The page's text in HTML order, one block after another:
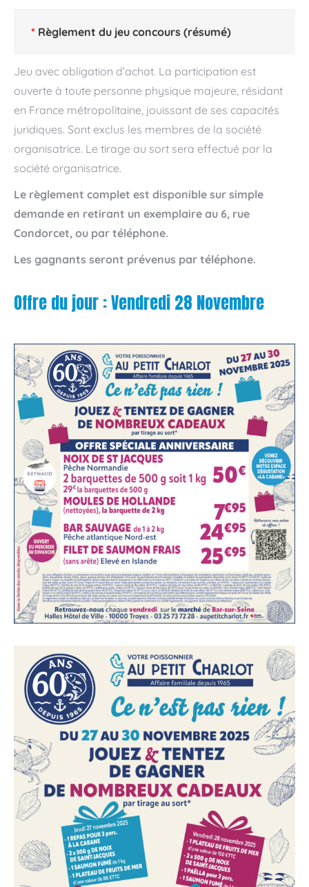
* Règlement du jeu concours (résumé)
Jeu avec obligation d’achat. La participation est
ouverte à toute personne physique majeure, résidant
en France métropolitaine, jouissant de ses capacités
juridiques. Sont exclus les membres de la société
organisatrice. Le tirage au sort sera effectué par la
société organisatrice.
Le règlement complet est disponible sur simple
demande en retirant un exemplaire au 6, rue
Condorcet, ou par téléphone.
Les gagnants seront prévenus par téléphone.
Offre du jour : Vendredi 28 Novembre